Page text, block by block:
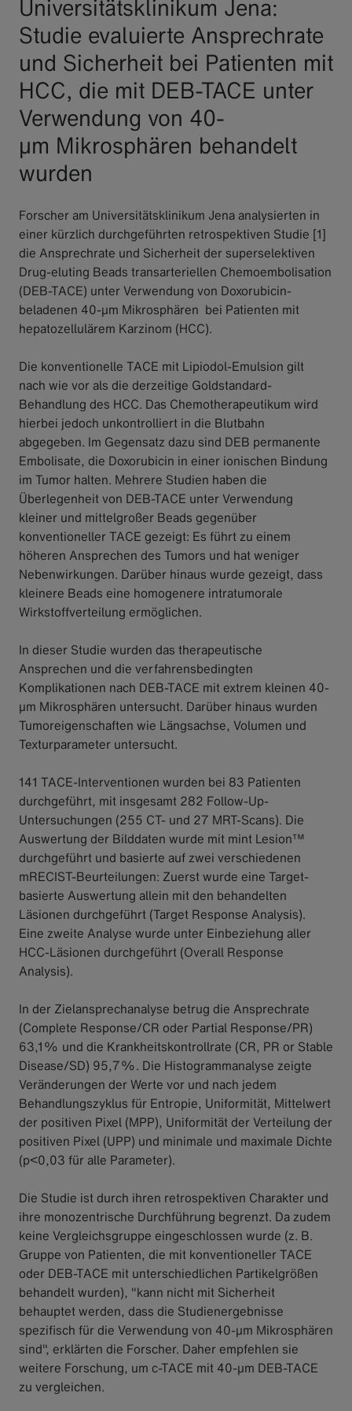
Universitätsklinikum Jena:
Studie evaluierte Ansprechrate
und Sicherheit bei Patienten mit
HCC, die mit DEB-TACE unter
Verwendung von 40-
µm Mikrosphären behandelt
wurden
Forscher am Universitätsklinikum Jena analysierten in
einer kürzlich durchgeführten retrospektiven Studie [1]
die Ansprechrate und Sicherheit der superselektiven
Drug-eluting Beads transarteriellen Chemoembolisation
(DEB-TACE) unter Verwendung von Doxorubicin-
beladenen 40-μm Mikrosphären bei Patienten mit
hepatozellulärem Karzinom (HCC).
Die konventionelle TACE mit Lipiodol-Emulsion gilt
nach wie vor als die derzeitige Goldstandard-
Behandlung des HCC. Das Chemotherapeutikum wird
hierbei jedoch unkontrolliert in die Blutbahn
abgegeben. Im Gegensatz dazu sind DEB permanente
Embolisate, die Doxorubicin in einer ionischen Bindung
im Tumor halten. Mehrere Studien haben die
Überlegenheit von DEB-TACE unter Verwendung
kleiner und mittelgroßer Beads gegenüber
konventioneller TACE gezeigt: Es führt zu einem
höheren Ansprechen des Tumors und hat weniger
Nebenwirkungen. Darüber hinaus wurde gezeigt, dass
kleinere Beads eine homogenere intratumorale
Wirkstoffverteilung ermöglichen.
In dieser Studie wurden das therapeutische
Ansprechen und die verfahrensbedingten
Komplikationen nach DEB-TACE mit extrem kleinen 40-
μm Mikrosphären untersucht. Darüber hinaus wurden
Tumoreigenschaften wie Längsachse, Volumen und
Texturparameter untersucht.
141 TACE-Interventionen wurden bei 83 Patienten
durchgeführt, mit insgesamt 282 Follow-Up-
Untersuchungen (255 CT- und 27 MRT-Scans). Die
Auswertung der Bilddaten wurde mit mint Lesion™
durchgeführt und basierte auf zwei verschiedenen
mRECIST-Beurteilungen: Zuerst wurde eine Target-
basierte Auswertung allein mit den behandelten
Läsionen durchgeführt (Target Response Analysis).
Eine zweite Analyse wurde unter Einbeziehung aller
HCC-Läsionen durchgeführt (Overall Response
Analysis).
In der Zielansprechanalyse betrug die Ansprechrate
(Complete Response/CR oder Partial Response/PR)
63,1% und die Krankheitskontrollrate (CR, PR or Stable
Disease/SD) 95,7%. Die Histogrammanalyse zeigte
Veränderungen der Werte vor und nach jedem
Behandlungszyklus für Entropie, Uniformität, Mittelwert
der positiven Pixel (MPP), Uniformität der Verteilung der
positiven Pixel (UPP) und minimale und maximale Dichte
(p<0,03 für alle Parameter).
Die Studie ist durch ihren retrospektiven Charakter und
ihre monozentrische Durchführung begrenzt. Da zudem
keine Vergleichsgruppe eingeschlossen wurde (z. B.
Gruppe von Patienten, die mit konventioneller TACE
oder DEB-TACE mit unterschiedlichen Partikelgrößen
behandelt wurden), "kann nicht mit Sicherheit
behauptet werden, dass die Studienergebnisse
spezifisch für die Verwendung von 40-μm Mikrosphären
sind", erklärten die Forscher. Daher empfehlen sie
weitere Forschung, um c-TACE mit 40-μm DEB-TACE
zu vergleichen.